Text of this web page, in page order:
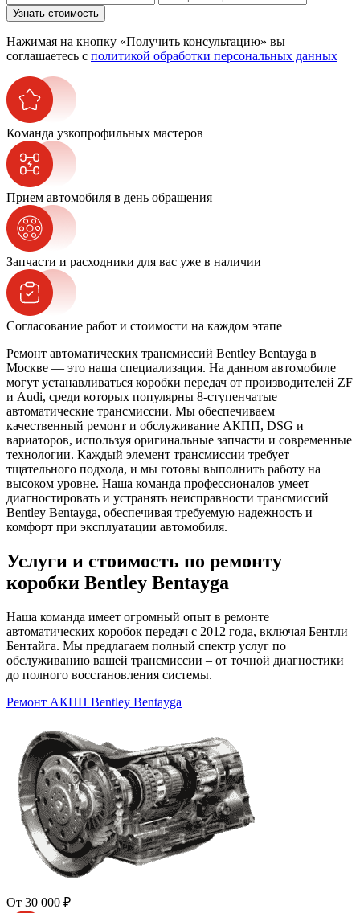
Узнать стоимость
Нажимая на кнопку «Получить консультацию» вы
соглашаетесь с политикой обработки персональных данных
Команда узкопрофильных мастеров
Прием автомобиля в день обращения
Запчасти и расходники для вас уже в наличии
Согласование работ и стоимости на каждом этапе
Ремонт автоматических трансмиссий Bentley Bentayga в
Москве — это наша специализация. На данном автомобиле
могут устанавливаться коробки передач от производителей ZF
и Audi, среди которых популярны 8-ступенчатые
автоматические трансмиссии. Мы обеспечиваем
качественный ремонт и обслуживание АКПП, DSG и
вариаторов, используя оригинальные запчасти и современные
технологии. Каждый элемент трансмиссии требует
тщательного подхода, и мы готовы выполнить работу на
высоком уровне. Наша команда профессионалов умеет
диагностировать и устранять неисправности трансмиссий
Bentley Bentayga, обеспечивая требуемую надежность и
комфорт при эксплуатации автомобиля.
Услуги и стоимость по ремонту
коробки Bentley Bentayga
Наша команда имеет огромный опыт в ремонте
автоматических коробок передач с 2012 года, включая Бентли
Бентайга. Мы предлагаем полный спектр услуг по
обслуживанию вашей трансмиссии – от точной диагностики
до полного восстановления системы.
Ремонт АКПП Bentley Bentayga
От 30 000 ₽